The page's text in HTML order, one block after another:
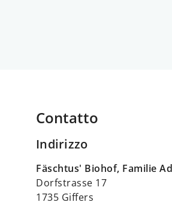
Contatto
Indirizzo
Fäschtus' Biohof, Familie
Dorfstrasse 17
1735 Giffers